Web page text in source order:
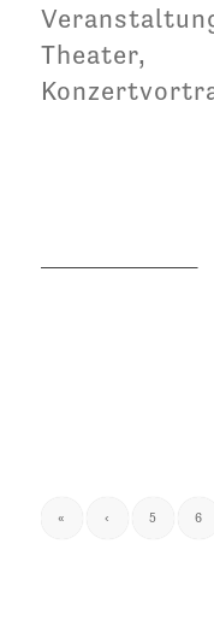
Theater,
« ‹ 5 6